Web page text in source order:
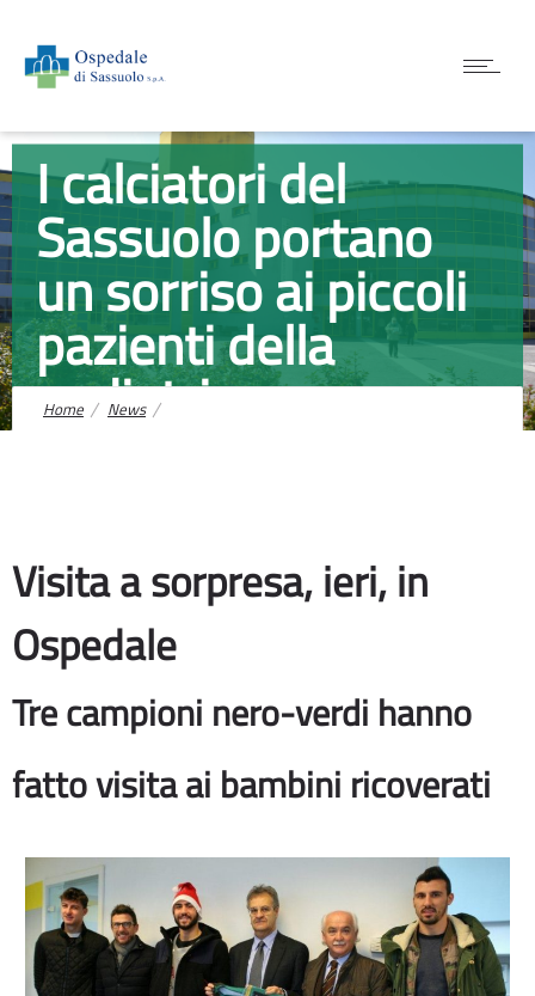
I calciatori del
Sassuolo portano
un sorriso ai piccoli
pazienti della
pediatria.
Home
News
Visita a sorpresa, ieri, in
Ospedale
Tre campioni nero-verdi hanno
fatto visita ai bambini ricoverati